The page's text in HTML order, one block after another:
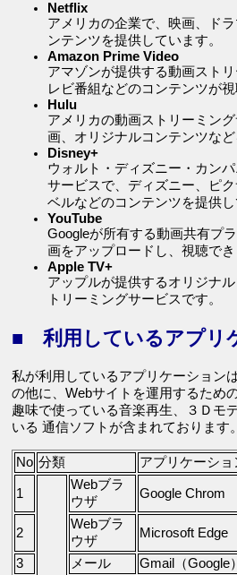
Netflix
アメリカの企業で、映画、ド
ンテンツを提供しています。
Amazon Prime Video
アマゾンが提供する動画スト
レビ番組などのコンテンツが視
Hulu
アメリカの動画ストリーミン
画、オリジナルコンテンツなど
Disney+
ウォルト・ディズニー・カン
サービスで、ディズニー、ピ
ベルなどのコンテンツを提供し
YouTube
Googleが所有する動画共有プ
画をアップロードし、視聴でき
Apple TV+
アップルが提供するオリジナ
トリーミングサービスです。
■ 利用しているアプリ
私が利用しているアプリケーション
の他に、Webサイトを運用するため
趣味で使っている音楽再生、３Ｄモ
いる 通信ソフトが含まれております。
No 分類 アプリケーショ
1
Webブラ
ウザ
Google Chrom
2
Webブラ
ウザ
Microsoft Edge
3
メール Gmail（Google）